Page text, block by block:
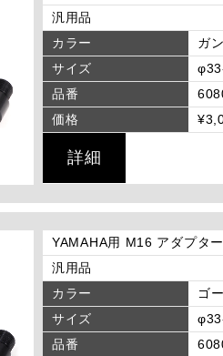
汎用品
カラー
ガ
サイズ
品番
価格
詳細
YAMAHA用 M16 アダプタ
汎用品
カラー
ゴ
サイズ
品番